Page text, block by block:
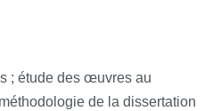
; étude des œuvres au
de la dissertation